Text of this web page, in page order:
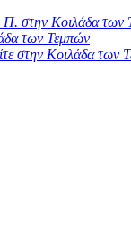
στην Κοιλάδα των
των Τεμπών
στην Κοιλάδα των